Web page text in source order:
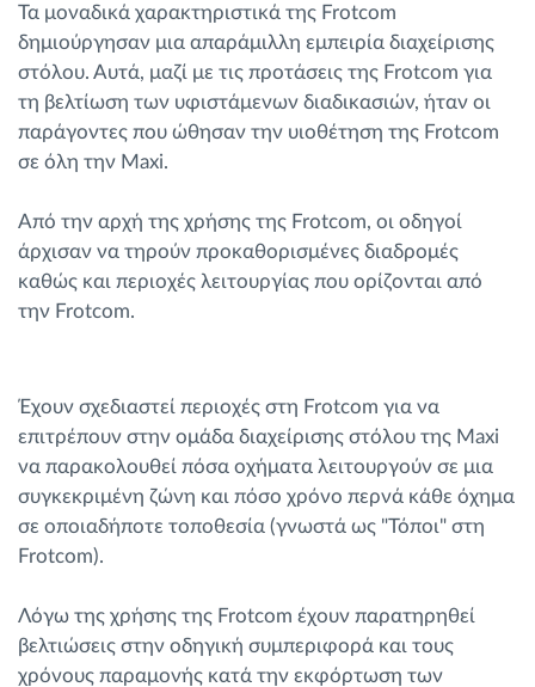
Τα μοναδικά χαρακτηριστικά της Frotcom
δημιούργησαν μια απαράμιλλη εμπειρία διαχείρισης
στόλου. Αυτά, μαζί με τις προτάσεις της Frotcom για
τη βελτίωση των υφιστάμενων διαδικασιών, ήταν οι
παράγοντες που ώθησαν την υιοθέτηση της Frotcom
σε όλη την Maxi.
Από την αρχή της χρήσης της Frotcom, οι οδηγοί
άρχισαν να τηρούν προκαθορισμένες διαδρομές
καθώς και περιοχές λειτουργίας που ορίζονται από
την Frotcom.
Έχουν σχεδιαστεί περιοχές στη Frotcom για να
επιτρέπουν στην ομάδα διαχείρισης στόλου της Maxi
να παρακολουθεί πόσα οχήματα λειτουργούν σε μια
συγκεκριμένη ζώνη και πόσο χρόνο περνά κάθε όχημα
σε οποιαδήποτε τοποθεσία (γνωστά ως "Τόποι" στη
Frotcom).
Λόγω της χρήσης της Frotcom έχουν παρατηρηθεί
βελτιώσεις στην οδηγική συμπεριφορά και τους
χρόνους παραμονής κατά την εκφόρτωση των